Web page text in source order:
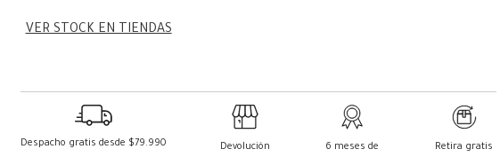
VER STOCK EN TIENDAS
Despacho gratis desde $79.990
Devolución
6 meses de
Retira gratis